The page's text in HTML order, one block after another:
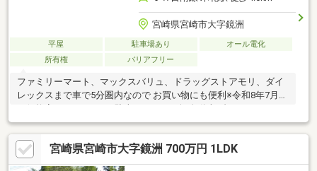
宮崎県宮崎市大字鏡洲
平屋 駐車場あり
オール電化
所有権
バリアフリー
ファミリーマート、マックスバリュ、ドラッグストアモリ、ダイ
レックスまで車で5分圏内なので お買い物にも便利※令和8年7月20
日価格変更しました。※駐車スペースは軽自動車1台のみです。
宮崎県宮崎市大字鏡洲 700万円 1LDK